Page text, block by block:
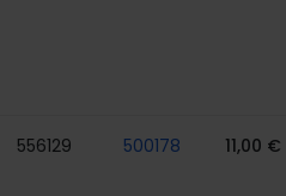
556129 500178 11,00 €